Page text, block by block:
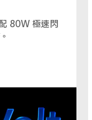
80W 極速閃
。